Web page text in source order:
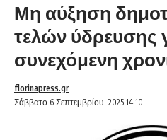
Μη αύξηση
τελών ύδρευσης
συνεχόμενη
Σάββατο 6 Σεπτεμβρίου, 2025 14:10
florinapress.gr